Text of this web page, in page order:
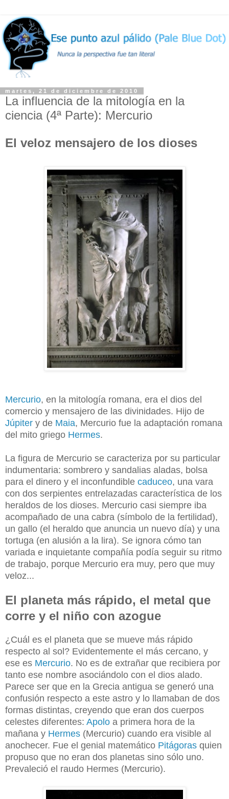
martes, 21 de diciembre de 2010
La influencia de la mitología en la
ciencia (4ª Parte): Mercurio
El veloz mensajero de los dioses
Mercurio, en la mitología romana, era el dios del
comercio y mensajero de las divinidades. Hijo de
Júpiter y de Maia, Mercurio fue la adaptación romana
del mito griego Hermes.
La figura de Mercurio se caracteriza por su particular
indumentaria: sombrero y sandalias aladas, bolsa
para el dinero y el inconfundible caduceo, una vara
con dos serpientes entrelazadas característica de los
heraldos de los dioses. Mercurio casi siempre iba
acompañado de una cabra (símbolo de la fertilidad),
un gallo (el heraldo que anuncia un nuevo día) y una
tortuga (en alusión a la lira). Se ignora cómo tan
variada e inquietante compañía podía seguir su ritmo
de trabajo, porque Mercurio era muy, pero que muy
veloz...
El planeta más rápido, el metal que
corre y el niño con azogue
¿Cuál es el planeta que se mueve más rápido
respecto al sol? Evidentemente el más cercano, y
ese es Mercurio. No es de extrañar que recibiera por
tanto ese nombre asociándolo con el dios alado.
Parece ser que en la Grecia antigua se generó una
confusión respecto a este astro y lo llamaban de dos
formas distintas, creyendo que eran dos cuerpos
celestes diferentes: Apolo a primera hora de la
mañana y Hermes (Mercurio) cuando era visible al
anochecer. Fue el genial matemático Pitágoras quien
propuso que no eran dos planetas sino sólo uno.
Prevaleció el raudo Hermes (Mercurio).